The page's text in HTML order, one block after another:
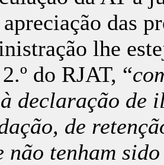
das
lhe
do RJAT, “
declaração de
de
não tenham